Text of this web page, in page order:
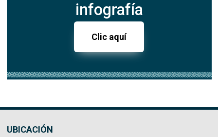
infografía
Clic aquí
UBICACIÓN